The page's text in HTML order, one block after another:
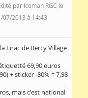
par Iceman RGC le
07/2013 à 14:43
Fnac de Bercy Village
69,90 euros
+ sticker -80% = 7,98
mais c'est national